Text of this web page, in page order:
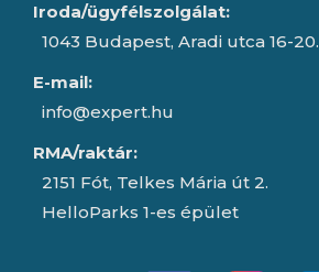
Iroda/ügyfélszolgálat:
1043 Budapest, Aradi utca 16-20.
E-mail:
info@expert.hu
RMA/raktár:
2151 Fót, Telkes Mária út 2.
HelloParks 1-es épület